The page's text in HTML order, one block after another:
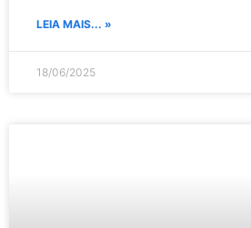
LEIA MAIS... »
18/06/2025